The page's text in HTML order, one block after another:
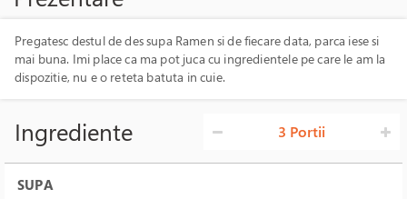
Pregatesc destul de des supa Ramen si de fiecare data, parca iese si
mai buna. Imi place ca ma pot juca cu ingredientele pe care le am la
dispozitie, nu e o reteta batuta in cuie.
Ingrediente 3 Portii
SUPA